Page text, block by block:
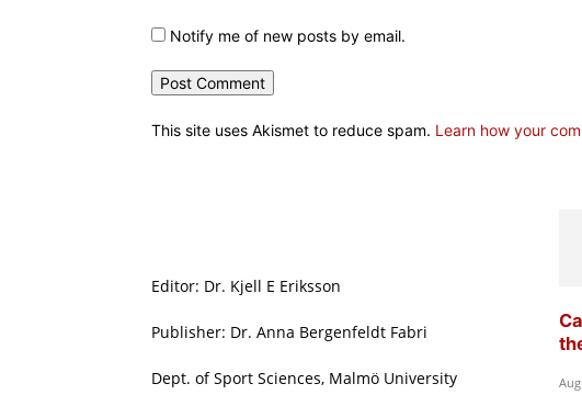
Notify me of new posts by email.
This site uses Akismet to reduce spam. Learn how your
Editor: Dr. Kjell E Eriksson
Publisher: Dr. Anna Bergenfeldt Fabri
Dept. of Sport Sciences, Malmö University